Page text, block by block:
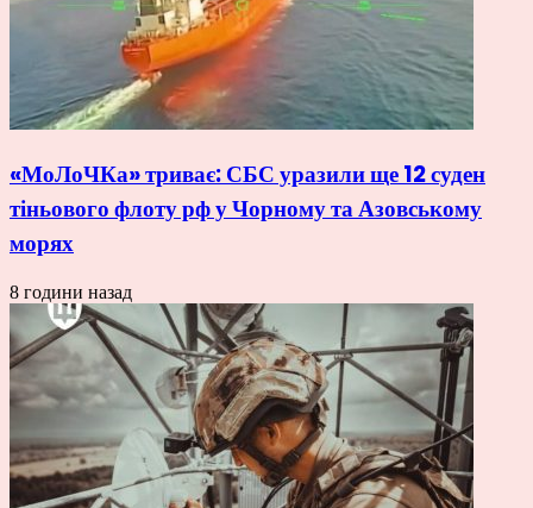
«МоЛоЧКа» триває: СБС уразили ще 12 суден
тіньового флоту рф у Чорному та Азовському
морях
8 години назад